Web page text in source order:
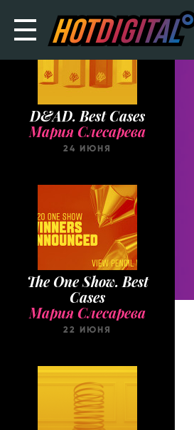
D&AD. Best Cases
Мария Слесарева
24 ИЮНЯ
The One Show. Best
Cases
Мария Слесарева
22 ИЮНЯ